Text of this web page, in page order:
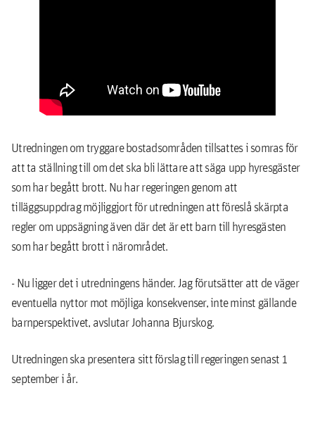
Utred­ningen om tryggare bostads­områden tillsattes i somras för
att ta ställ­ning till om det ska bli lättare att säga upp hyres­gäster
som har begått brott. Nu har regeringen genom att
tilläggsuppdrag möjliggjort för utredningen att föreslå skärpta
regler om upp­sägning även där det är ett barn till hyres­gästen
som har begått brott i närområdet.
- Nu ligger det i utredningens händer. Jag förutsätter att de väger
eventuella nyttor mot möjliga konsekvenser, inte minst gällande
barnperspektivet, avslutar Johanna Bjurskog.
Utredningen ska presentera sitt förslag till regeringen senast 1
september i år.